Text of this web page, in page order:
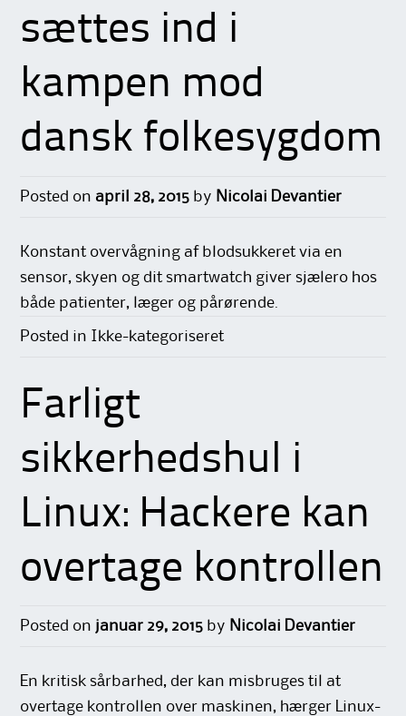
sættes ind i
kampen mod
dansk folkesygdom
Posted on april 28, 2015 by Nicolai Devantier
Konstant overvågning af blodsukkeret via en
sensor, skyen og dit smartwatch giver sjælero hos
både patienter, læger og pårørende.
Posted in Ikke-kategoriseret
Farligt
sikkerhedshul i
Linux: Hackere kan
overtage kontrollen
Posted on januar 29, 2015 by Nicolai Devantier
En kritisk sårbarhed, der kan misbruges til at
overtage kontrollen over maskinen, hærger Linux-